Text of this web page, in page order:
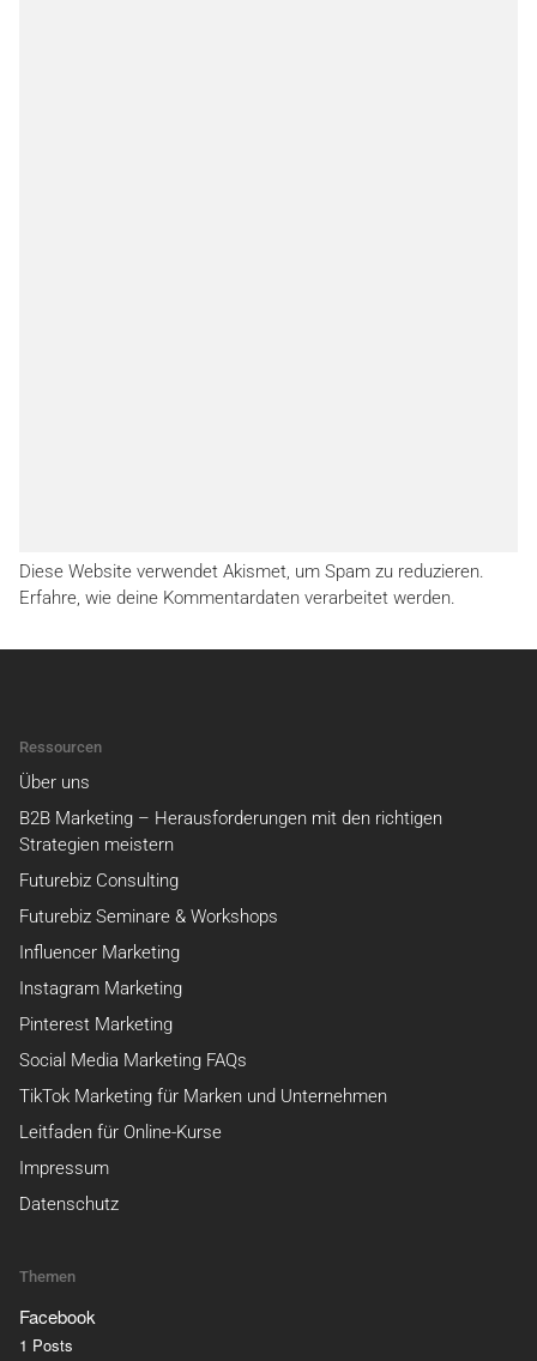
Diese Website verwendet Akismet, um Spam zu reduzieren.
Erfahre, wie deine Kommentardaten verarbeitet werden.
Ressourcen
Über uns
B2B Marketing – Herausforderungen mit den richtigen
Strategien meistern
Futurebiz Consulting
Futurebiz Seminare & Workshops
Influencer Marketing
Instagram Marketing
Pinterest Marketing
Social Media Marketing FAQs
TikTok Marketing für Marken und Unternehmen
Leitfaden für Online-Kurse
Impressum
Datenschutz
Themen
Facebook
1 Posts